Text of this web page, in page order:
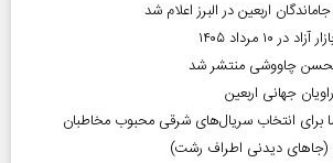
اربعین در البرز اعلام شد
مرداد ۱۴۰۵
محسن چاووشی منتشر شد
جهانی اربعین
برای انتخاب سریال‌های شرقی محبوب مخاطبان
(جاهای دیدنی اطراف رشت)